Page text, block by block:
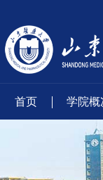
首页 学院概